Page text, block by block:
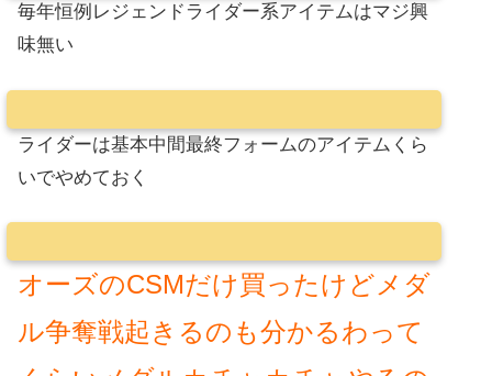
毎年恒例レジェンドライダー系アイテムはマジ興
味無い
ライダーは基本中間最終フォームのアイテムくら
いでやめておく
オーズのCSMだけ買ったけどメダ
ル争奪戦起きるのも分かるわって